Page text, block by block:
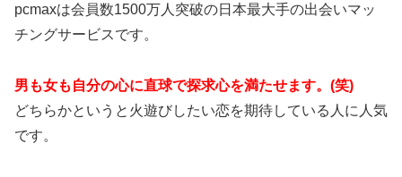
pcmaxは会員数1500万人突破の日本最大手の出会いマッ
チングサービスです。
男も女も自分の心に直球で探求心を満たせます。(笑)
どちらかというと火遊びしたい恋を期待している人に人気
です。